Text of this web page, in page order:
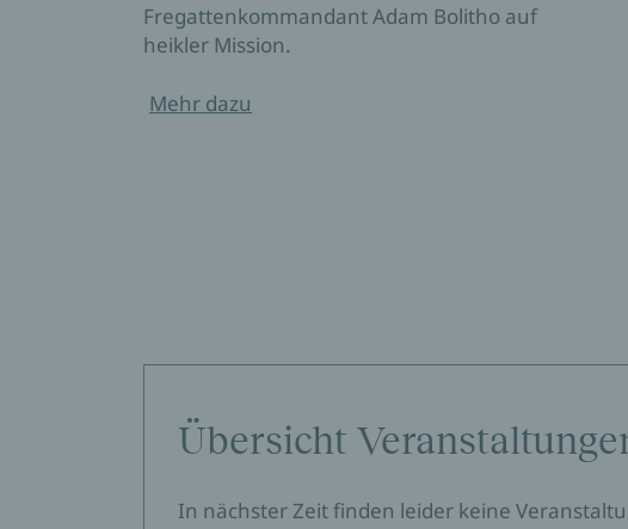
Fregattenkommandant Adam Bolitho auf
heikler Mission.
Mehr dazu
Übersicht
In nächster Zeit finden leider keine